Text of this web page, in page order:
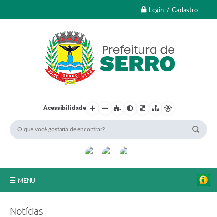
Login / Cadastro
Acessibilidade
MENU
Notícias